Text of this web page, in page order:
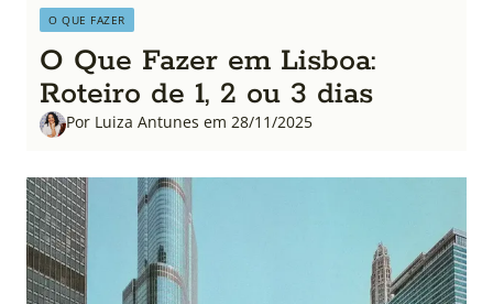
O QUE FAZER
O Que Fazer em Lisboa:
Roteiro de 1, 2 ou 3 dias
Por Luiza Antunes em 28/11/2025